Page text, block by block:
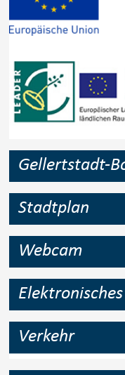
Gellertstadt-
Stadtplan
Webcam
Verkehr